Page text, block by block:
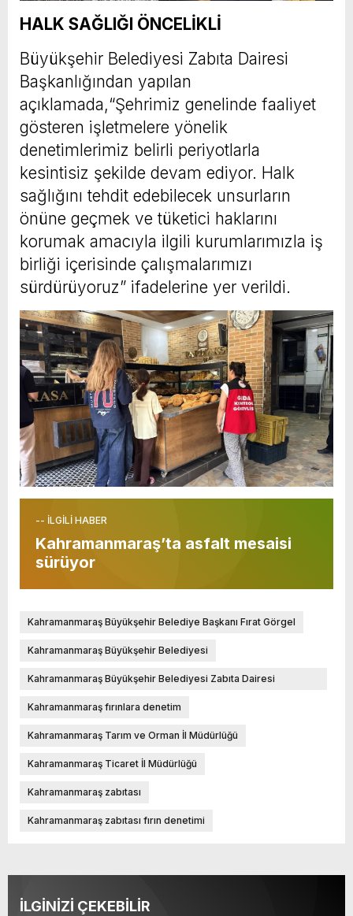
HALK SAĞLIĞI ÖNCELİKLİ
Büyükşehir Belediyesi Zabıta Dairesi
Başkanlığından yapılan
açıklamada,“Şehrimiz genelinde faaliyet
gösteren işletmelere yönelik
denetimlerimiz belirli periyotlarla
kesintisiz şekilde devam ediyor. Halk
sağlığını tehdit edebilecek unsurların
önüne geçmek ve tüketici haklarını
korumak amacıyla ilgili kurumlarımızla iş
birliği içerisinde çalışmalarımızı
sürdürüyoruz” ifadelerine yer verildi.
-- İLGİLİ HABER
Kahramanmaraş’ta asfalt mesaisi
sürüyor
Kahramanmaraş Büyükşehir Belediye Başkanı Fırat Görgel
Kahramanmaraş Büyükşehir Belediyesi
Kahramanmaraş Büyükşehir Belediyesi Zabıta Dairesi
Başkanlığı
Kahramanmaraş fırınlara denetim
Kahramanmaraş Tarım ve Orman İl Müdürlüğü
Kahramanmaraş Ticaret İl Müdürlüğü
Kahramanmaraş zabıtası
Kahramanmaraş zabıtası fırın denetimi
İLGİNİZİ ÇEKEBİLİR